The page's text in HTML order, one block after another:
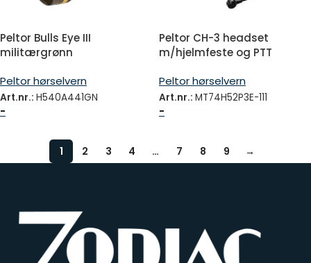
Peltor Bulls Eye III
militærgrønn
Peltor hørselvern
Art.nr.: H540A441GN
-
Peltor CH-3 headset
m/hjelmfeste og PTT
Peltor hørselvern
Art.nr.: MT74H52P3E-111
-
1 2 3 4 … 7 8 9 →